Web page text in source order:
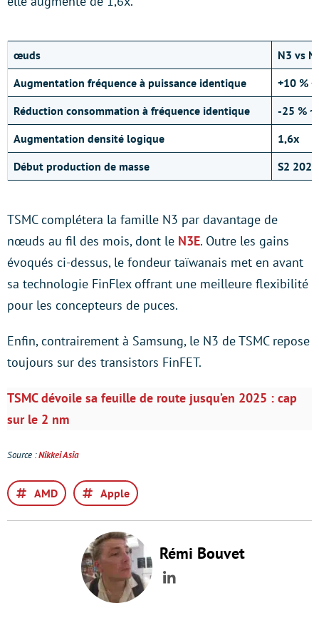
œuds
N3 vs
Augmentation fréquence à puissance identique
+10 %
Réduction consommation à fréquence identique
-25 % ~
Augmentation densité logique
1,6x
Début production de masse
S2 2022
TSMC complétera la famille N3 par davantage de
nœuds au fil des mois, dont le N3E. Outre les gains
évoqués ci-dessus, le fondeur taïwanais met en avant
sa technologie FinFlex offrant une meilleure flexibilité
pour les concepteurs de puces.
Enfin, contrairement à Samsung, le N3 de TSMC repose
toujours sur des transistors FinFET.
TSMC dévoile sa feuille de route jusqu’en 2025 : cap
sur le 2 nm
Source :Nikkei Asia
AMD Apple
Rémi Bouvet
LinkedIn